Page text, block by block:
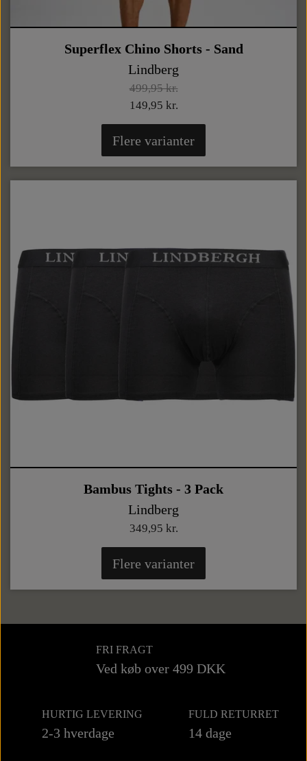
Superflex Chino Shorts - Sand
Lindberg
499,95 kr.
149,95 kr.
Flere varianter
Bambus Tights - 3 Pack
Lindberg
349,95 kr.
Flere varianter
FRI FRAGT
Ved køb over 499 DKK
HURTIG LEVERING
2-3 hverdage
FULD RETURRET
14 dage